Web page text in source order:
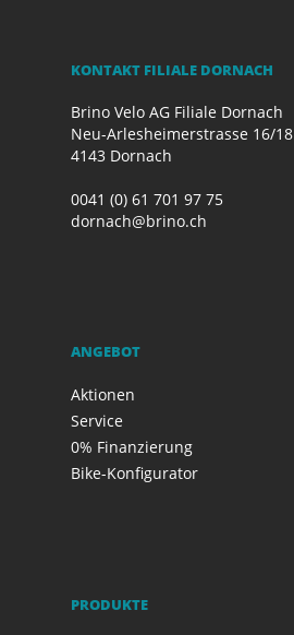
KONTAKT FILIALE DORNACH
Brino Velo AG Filiale Dornach
Neu-Arlesheimerstrasse 16/18
4143 Dornach
0041 (0) 61 701 97 75
dornach@brino.ch
ANGEBOT
Aktionen
Service
0% Finanzierung
Bike-Konfigurator
PRODUKTE